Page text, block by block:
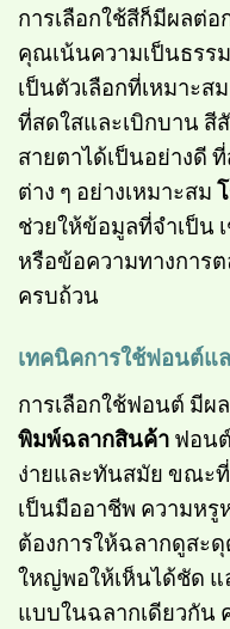
การเลือกใช้สีก็มีผลต่
คุณเน้นความเป็นธรร
เป็นตัวเลือกที่เหมาะ
ที่สดใสและเบิกบาน สี
สายตาได้เป็นอย่างดี
ต่าง ๆ อย่างเหมาะสม
ช่วยให้ข้อมูลที่จำเป็น
หรือข้อความทางการ
ครบถ้วน
เทคนิคการใช้ฟอนต์แ
การเลือกใช้ฟอนต์ มี
พิมพ์ฉลากสินค้า ฟอน
ง่ายและทันสมัย ขณะที่
เป็นมืออาชีพ ความห
ต้องการให้ฉลากดูสะ
ใหญ่พอให้เห็นได้ชัด
แบบในฉลากเดียวกัน